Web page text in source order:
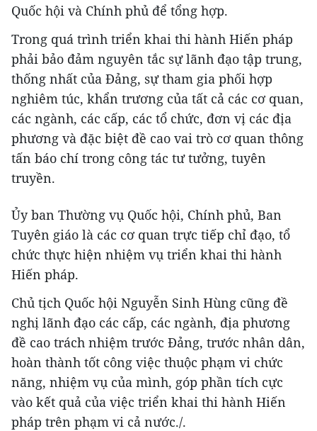
Quốc hội và Chính phủ để tổng hợp.
Trong quá trình triển khai thi hành Hiến pháp
phải bảo đảm nguyên tắc sự lãnh đạo tập trung,
thống nhất của Đảng, sự tham gia phối hợp
nghiêm túc, khẩn trương của tất cả các cơ quan,
các ngành, các cấp, các tổ chức, đơn vị các địa
phương và đặc biệt đề cao vai trò cơ quan thông
tấn báo chí trong công tác tư tưởng, tuyên
truyền.
Ủy ban Thường vụ Quốc hội, Chính phủ, Ban
Tuyên giáo là các cơ quan trực tiếp chỉ đạo, tổ
chức thực hiện nhiệm vụ triển khai thi hành
Hiến pháp.
Chủ tịch Quốc hội Nguyễn Sinh Hùng cũng đề
nghị lãnh đạo các cấp, các ngành, địa phương
đề cao trách nhiệm trước Đảng, trước nhân dân,
hoàn thành tốt công việc thuộc phạm vi chức
năng, nhiệm vụ của mình, góp phần tích cực
vào kết quả của việc triển khai thi hành Hiến
pháp trên phạm vi cả nước./.